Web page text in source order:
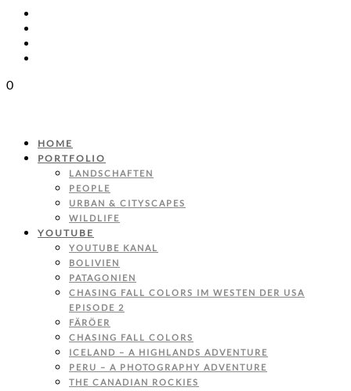
0
HOME
PORTFOLIO
LANDSCHAFTEN
PEOPLE
URBAN & CITYSCAPES
WILDLIFE
YOUTUBE
YOUTUBE KANAL
BOLIVIEN
PATAGONIEN
CHASING FALL COLORS IM WESTEN DER USA
EPISODE 2
FÄRÖER
CHASING FALL COLORS
ICELAND – A HIGHLANDS ADVENTURE
PERU – A PHOTOGRAPHY ADVENTURE
THE CANADIAN ROCKIES